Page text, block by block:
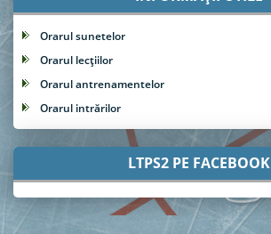
Orarul sunetelor
Orarul lecțiilor
Orarul antrenamentelor
Orarul intrărilor
LTPS2 PE FACEBOOK